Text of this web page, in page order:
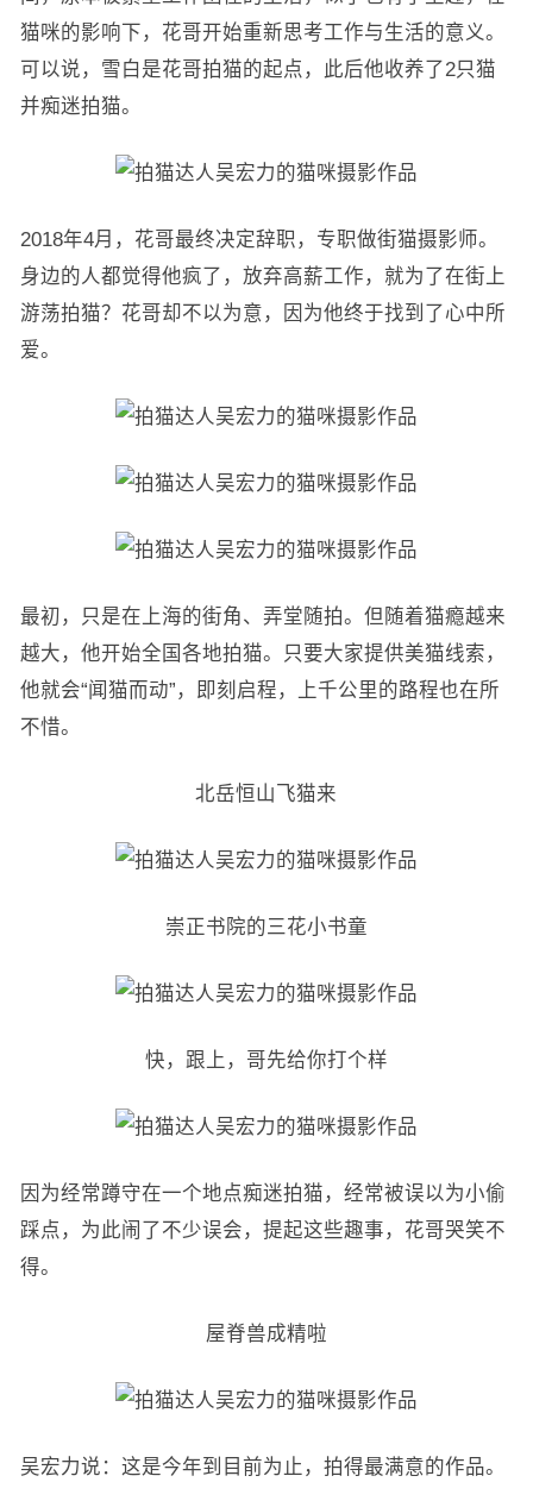
猫咪的影响下，花哥开始重新思考工作与生活的意义。
可以说，雪白是花哥拍猫的起点，此后他收养了2只猫
并痴迷拍猫。
2018年4月，花哥最终决定辞职，专职做街猫摄影师。
身边的人都觉得他疯了，放弃高薪工作，就为了在街上
游荡拍猫？花哥却不以为意，因为他终于找到了心中所
爱。
最初，只是在上海的街角、弄堂随拍。但随着猫瘾越来
越大，他开始全国各地拍猫。只要大家提供美猫线索，
他就会“闻猫而动”，即刻启程，上千公里的路程也在所
不惜。
北岳恒山飞猫来
崇正书院的三花小书童
快，跟上，哥先给你打个样
因为经常蹲守在一个地点痴迷拍猫，经常被误以为小偷
踩点，为此闹了不少误会，提起这些趣事，花哥哭笑不
得。
屋脊兽成精啦
吴宏力说：这是今年到目前为止，拍得最满意的作品。